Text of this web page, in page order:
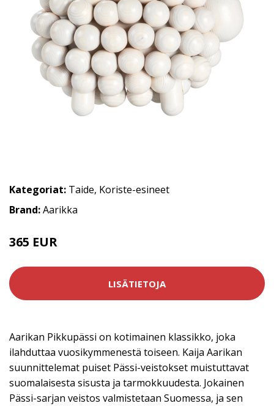
Kategoriat: Taide, Koriste-esineet
Brand:Aarikka
365 EUR
LISÄTIETOJA
Aarikan Pikkupässi on kotimainen klassikko, joka
ilahduttaa vuosikymmenestä toiseen. Kaija Aarikan
suunnittelemat puiset Pässi-veistokset muistuttavat
suomalaisesta sisusta ja tarmokkuudesta. Jokainen
Pässi-sarjan veistos valmistetaan Suomessa, ja sen